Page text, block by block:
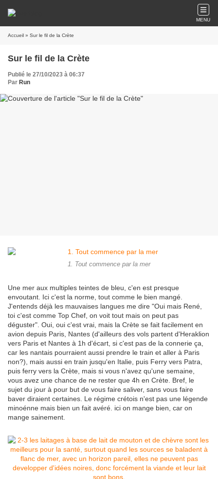
MENU
Accueil » Sur le fil de la Crète
Sur le fil de la Crète
Publié le 27/10/2023 à 06:37
Par Run
1. Tout commence par la mer
Une mer aux multiples teintes de bleu, c'en est presque
envoutant. Ici c'est la norme, tout comme le bien mangé.
J'entends déjà les mauvaises langues me dire "Oui mais René,
toi c'est comme Top Chef, on voit tout mais on peut pas
déguster". Oui, oui c'est vrai, mais la Crète se fait facilement en
avion depuis Paris, Nantes (d'ailleurs des vols partent d'Heraklion
vers Paris et Nantes à 1h d'écart, si c'est pas de la connerie ça,
car les nantais pourraient aussi prendre le train et aller à Paris
non?), mais aussi en train jusqu'en Italie, puis Ferry vers Patra,
puis ferry vers la Crète, mais si vous n'avez qu'une semaine,
vous avez une chance de ne rester que 4h en Crète. Bref, le
sujet du jour à pour but de vous faire saliver, sans vous faire
baver diraient certaines. Le régime crétois n'est pas une légende
minoénne mais bien un fait avéré. ici on mange bien, car on
mange sainement.